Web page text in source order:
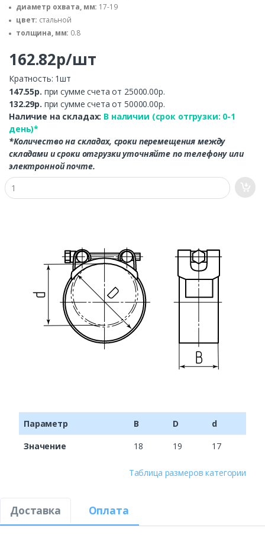
диаметр охвата, мм: 17-19
цвет: стальной
толщина, мм: 0.8
162.82р/шт
Кратность: 1шт
147.55р. при сумме счета от 25000.00р.
132.29р. при сумме счета от 50000.00р.
Наличие на складах: В наличии (срок отгрузки: 0-1
день)*
*Количество на складах, сроки перемещения между
складами и сроки отгрузки уточняйте по телефону или
электронной почте.
Параметр B D
d
Значение
18 19 17
Таблица размеров категории
Доставка Оплата